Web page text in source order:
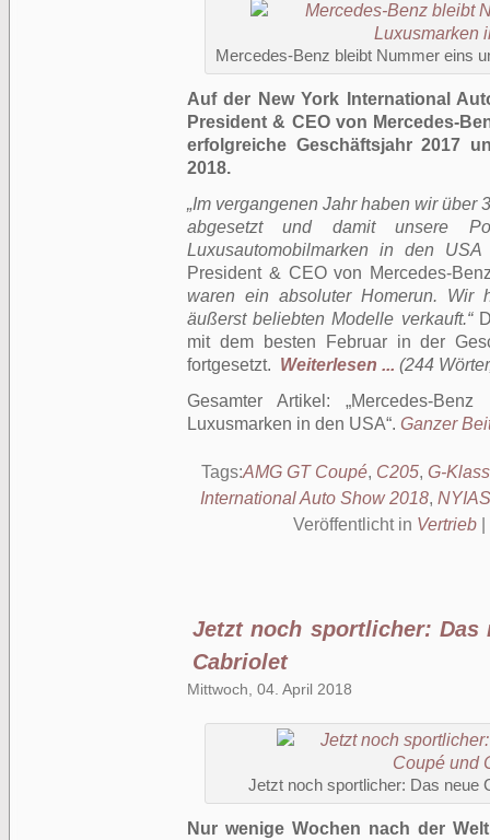
Mercedes-Benz bleibt Nummer eins
Auf der New York International
President & CEO von Mercedes-
erfolgreiche Geschäftsjahr 2017
2018.
„Im vergangenen Jahr haben wir über
abgesetzt und damit unsere
Luxusautomobilmarken in den USA
President & CEO von Mercedes-
waren ein absoluter Homerun. Wir
äußerst beliebten Modelle verkauft.“
mit dem besten Februar in der
fortgesetzt. Weiterlesen ... (244
Gesamter Artikel:
Mercedes-
Luxusmarken in den USA . Ganzer
Tags:AMG GT Coupé, C205, G-
International Auto Show 2018, NYIAS
Veröffentlicht in Vertrieb
Jetzt noch sportlicher: Das
Cabriolet
Mittwoch, 04. April 2018
Jetzt noch sportlicher: Das neue
Nur wenige Wochen nach der